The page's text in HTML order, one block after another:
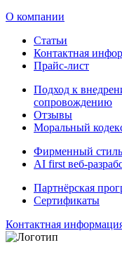
О компании
Статьи
Контактная
Прайс-лист
Подход к
сопровождению
Отзывы
Моральный
Фирменный стиль
AI first веб-
Партнёрская
Сертификаты
Контактная